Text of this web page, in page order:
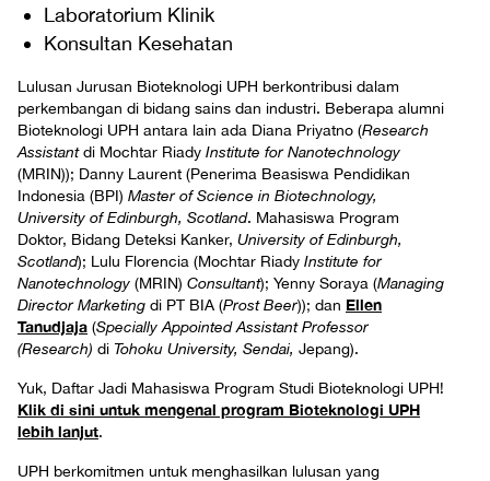
Laboratorium Klinik
Konsultan Kesehatan
Lulusan Jurusan Bioteknologi UPH berkontribusi dalam
perkembangan di bidang sains dan industri. Beberapa alumni
Bioteknologi UPH antara lain ada Diana Priyatno (Research
Assistantdi Mochtar Riady Institute for Nanotechnology
(MRIN)); Danny Laurent (Penerima Beasiswa Pendidikan
Indonesia (BPI) Master of Science in Biotechnology,
University of Edinburgh, Scotland. Mahasiswa Program
Doktor, Bidang Deteksi Kanker, University of Edinburgh,
Scotland); Lulu Florencia (Mochtar Riady Institute for
Nanotechnology (MRIN) Consultant); Yenny Soraya (Managing
Director Marketing di PT BIA (Prost Beer)); dan Ellen
Tanudjaja (Specially Appointed Assistant Professor
(Research) di Tohoku University, Sendai, Jepang).
Yuk, Daftar Jadi Mahasiswa Program Studi Bioteknologi UPH!
Klik di sini untuk mengenal program Bioteknologi UPH
lebih lanjut.
UPH berkomitmen untuk menghasilkan lulusan yang